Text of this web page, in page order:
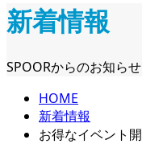
新着情報
SPOORからのお知らせ
HOME
新着情報
お得なイベント